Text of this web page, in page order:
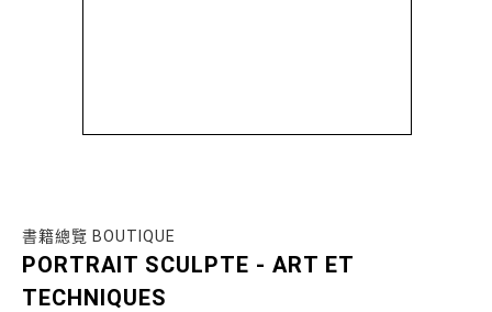
書籍總覽 BOUTIQUE
PORTRAIT SCULPTE - ART ET
TECHNIQUES